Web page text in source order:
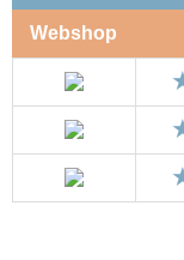
Webshop